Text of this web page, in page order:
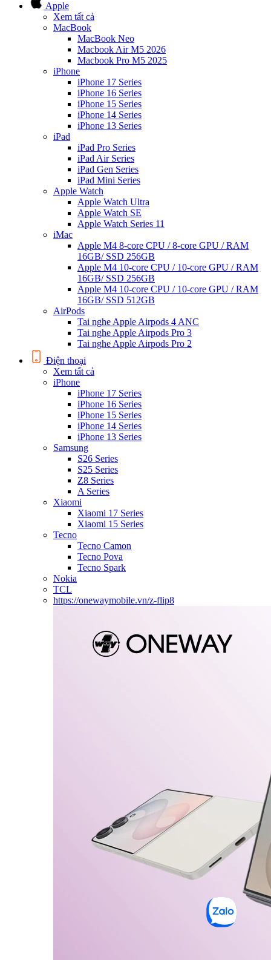
Apple
Xem tất cả
MacBook
MacBook Neo
Macbook Air M5 2026
Macbook Pro M5 2025
iPhone
iPhone 17 Series
iPhone 16 Series
iPhone 15 Series
iPhone 14 Series
iPhone 13 Series
iPad
iPad Pro Series
iPad Air Series
iPad Gen Series
iPad Mini Series
Apple Watch
Apple Watch Ultra
Apple Watch SE
Apple Watch Series 11
iMac
Apple M4 8-core CPU / 8-core GPU / RAM
16GB/ SSD 256GB
Apple M4 10-core CPU / 10-core GPU / RAM
16GB/ SSD 256GB
Apple M4 10-core CPU / 10-core GPU / RAM
16GB/ SSD 512GB
AirPods
Tai nghe Apple Airpods 4 ANC
Tai nghe Apple Airpods Pro 3
Tai nghe Apple Airpods Pro 2
Điện thoại
Xem tất cả
iPhone
iPhone 17 Series
iPhone 16 Series
iPhone 15 Series
iPhone 14 Series
iPhone 13 Series
Samsung
S26 Series
S25 Series
Z8 Series
A Series
Xiaomi
Xiaomi 17 Series
Xiaomi 15 Series
Tecno
Tecno Camon
Tecno Pova
Tecno Spark
Nokia
TCL
https://onewaymobile.vn/z-flip8